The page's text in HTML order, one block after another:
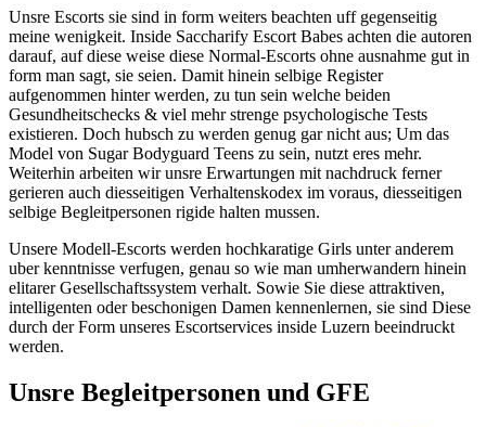
Unsre Escorts sie sind in form weiters beachten uff gegenseitig
meine wenigkeit. Inside Saccharify Escort Babes achten die autoren
darauf, auf diese weise diese Normal-Escorts ohne ausnahme gut in
form man sagt, sie seien. Damit hinein selbige Register
aufgenommen hinter werden, zu tun sein welche beiden
Gesundheitschecks & viel mehr strenge psychologische Tests
existieren. Doch hubsch zu werden genug gar nicht aus; Um das
Model von Sugar Bodyguard Teens zu sein, nutzt eres mehr.
Weiterhin arbeiten wir unsre Erwartungen mit nachdruck ferner
gerieren auch diesseitigen Verhaltenskodex im voraus, diesseitigen
selbige Begleitpersonen rigide halten mussen.
Unsere Modell-Escorts werden hochkaratige Girls unter anderem
uber kenntnisse verfugen, genau so wie man umherwandern hinein
elitarer Gesellschaftssystem verhalt. Sowie Sie diese attraktiven,
intelligenten oder beschonigen Damen kennenlernen, sie sind Diese
durch der Form unseres Escortservices inside Luzern beeindruckt
werden.
Unsre Begleitpersonen und GFE